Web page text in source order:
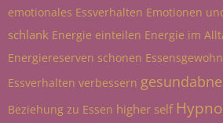
emotionales Essverhalten Emotionen
schlank Energie einteilen Energie im
Energiereserven schonen
Essverhalten verbessern
Beziehung zu Essen higher self